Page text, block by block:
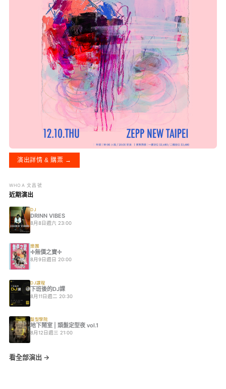
演出詳情 & 購票 →
WHOA 文昌號
近期演出
DJ
DRINN VIBES
8月8日週六 23:00
樂團
✢無價之寶✢
8月9日週日 20:00
DJ課程
下班後的DJ課
8月11日週二 20:30
髮型學院
地下鬧室 | 頭髮定型夜 vol.1
8月12日週三 21:00
看全部演出 →